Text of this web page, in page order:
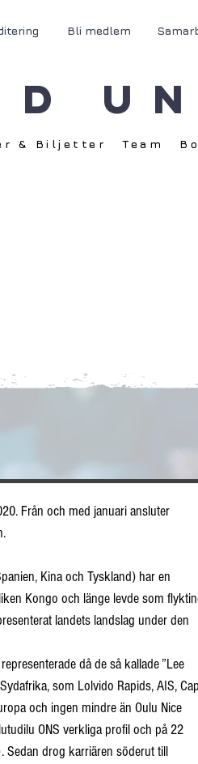
Bli medlem
& Biljetter Team
Kina och Tyskland) har en
Kongo och länge levde som
landets landslag under den
då de så kallade ”Lee
som Lolvido Rapids, AIS,
och ingen mindre än Oulu Nice
ONS verkliga profil och på 22
Sedan drog karriären söderut till